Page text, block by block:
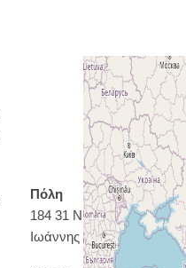
Πόλη
184 31 Νίκαια - Άγιος
Ιωάννης Ρέντη